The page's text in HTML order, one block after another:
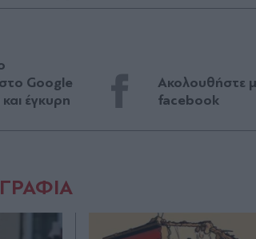
Google
έγκυρη
Ακολουθήστε
facebook